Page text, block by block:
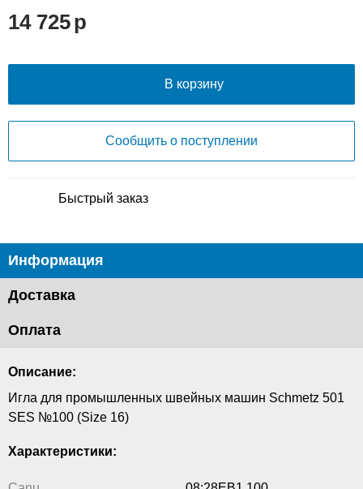
14 725
В корзину
Сообщить о поступлении
Быстрый заказ
Информация
Доставка
Оплата
Описание:
Игла для промышленных швейных машин Schmetz 501
SES №100 (Size 16)
Характеристики: